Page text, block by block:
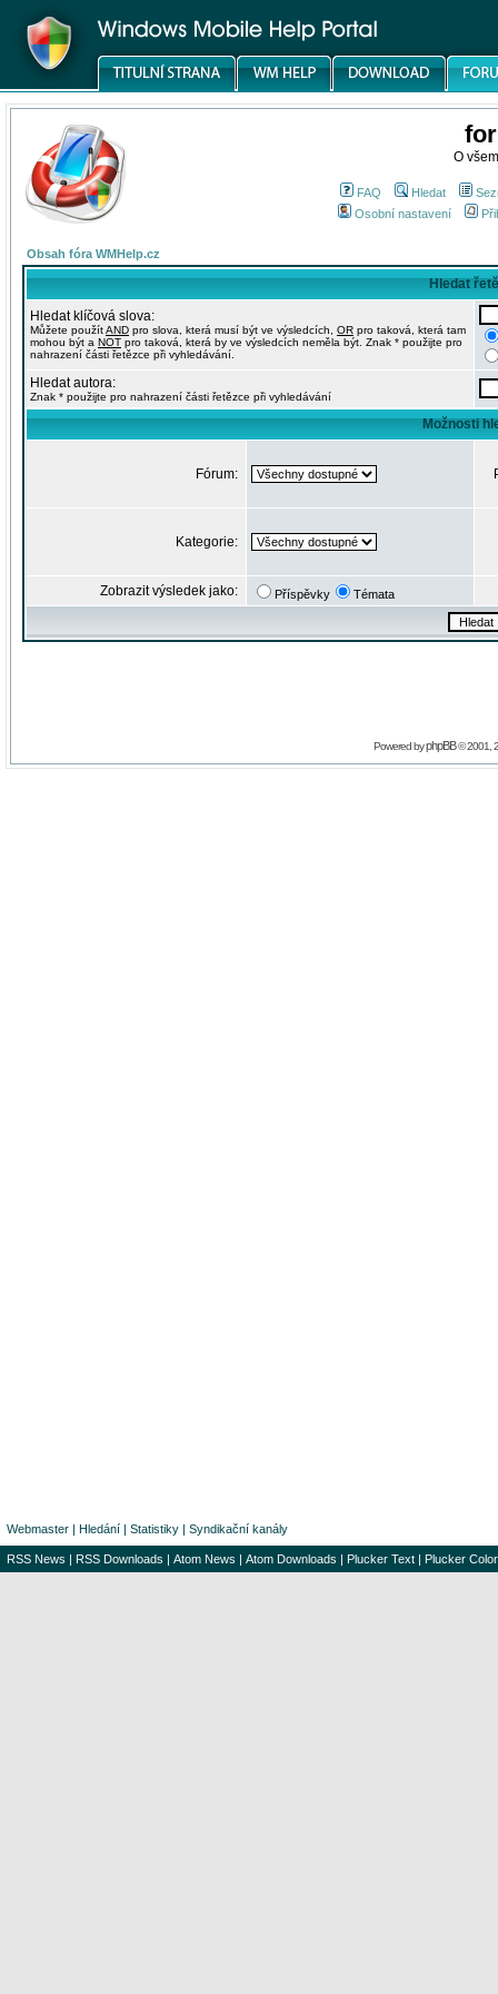
O
FAQ Hledat
Osobní nastavení
Obsah fóra WMHelp.cz
Hledat
Hledat klíčová slova:
Můžete použítAND pro slova, která musí být ve výsledcích, OR pro taková, která tam
mohou být a NOT pro taková, která by ve výsledcích neměla být. Znak * použijte pro
nahrazení části řetězce při vyhledávání.
Hledat autora:
Znak * použijte pro nahrazení části řetězce při vyhledávání
Možnosti
Fórum:
Kategorie:
Zobrazit výsledek jako: Příspěvky Témata
Powered byphpBB© 2001,
Webmaster | Hledání | Statistiky | Syndikační kanály
RSS News | RSS Downloads | Atom News | Atom Downloads | Plucker Text | Plucker Color